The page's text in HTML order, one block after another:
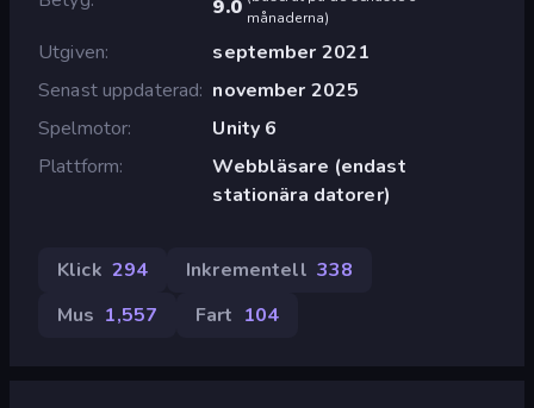
9.0 månaderna)
Utgiven
september 2021
Senast uppdaterad november 2025
Spelmotor
Unity 6
Plattform
Webbläsare (endast
stationära datorer)
Klick 294 Inkrementell 338
Mus 1,557 Fart 104